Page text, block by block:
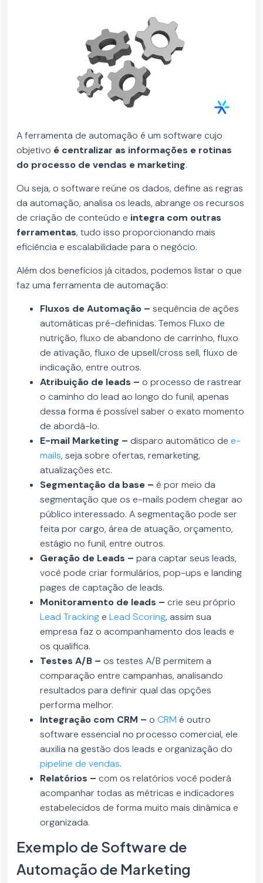
A ferramenta de automação é um software cujo
objetivo é centralizar as informações e rotinas
do processo de vendas e marketing.
Ou seja, o software reúne os dados, define as regras
da automação, analisa os leads, abrange os recursos
de criação de conteúdo e integra com outras
ferramentas, tudo isso proporcionando mais
eficiência e escalabilidade para o negócio.
Além dos benefícios já citados, podemos listar o que
faz uma ferramenta de automação:
Fluxos de Automação – sequência de ações
automáticas pré-definidas. Temos Fluxo de
nutrição, fluxo de abandono de carrinho, fluxo
de ativação, fluxo de upsell/cross sell, fluxo de
indicação, entre outros.
Atribuição de leads – o processo de rastrear
o caminho do lead ao longo do funil, apenas
dessa forma é possível saber o exato momento
de abordá-lo.
E-mail Marketing – disparo automático dee-
mails, seja sobre ofertas, remarketing,
atualizações etc.
Segmentação da base – é por meio da
segmentação que os e-mails podem chegar ao
público interessado. A segmentação pode ser
feita por cargo, área de atuação, orçamento,
estágio no funil, entre outros.
Geração de Leads – para captar seus leads,
você pode criar formulários, pop-ups e landing
pages de captação de leads.
Monitoramento de leads – crie seu próprio
Lead TrackingeLead Scoring, assim sua
empresa faz o acompanhamento dos leads e
os qualifica.
Testes A/B –os testes A/B permitem a
comparação entre campanhas, analisando
resultados para definir qual das opções
performa melhor.
Integração com CRM – oCRM é outro
software essencial no processo comercial, ele
auxilia na gestão dos leads e organização do
pipeline de vendas.
Relatórios – com os relatórios você poderá
acompanhar todas as métricas e indicadores
estabelecidos de forma muito mais dinâmica e
organizada.
Exemplo de Software de
Automação de Marketing